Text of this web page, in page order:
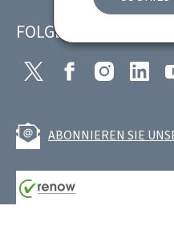
FOLGEN SIE UNS
Twitter FacebookInstagram
ABONNIEREN SIE